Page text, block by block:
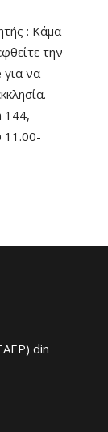
: Κάμα
την
να
144,
11.00-
din